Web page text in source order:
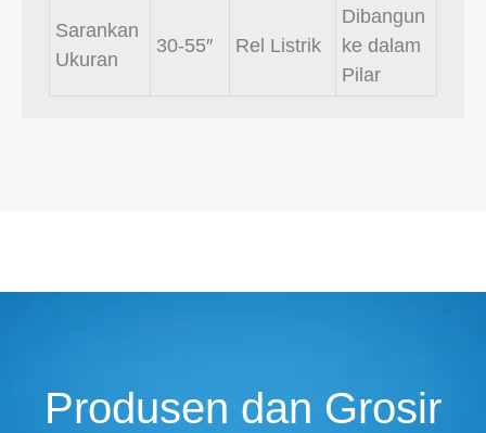
Sarankan
Ukuran
30-55″ Rel Listrik
Dibangun
ke dalam
Pilar
Produsen dan Grosir